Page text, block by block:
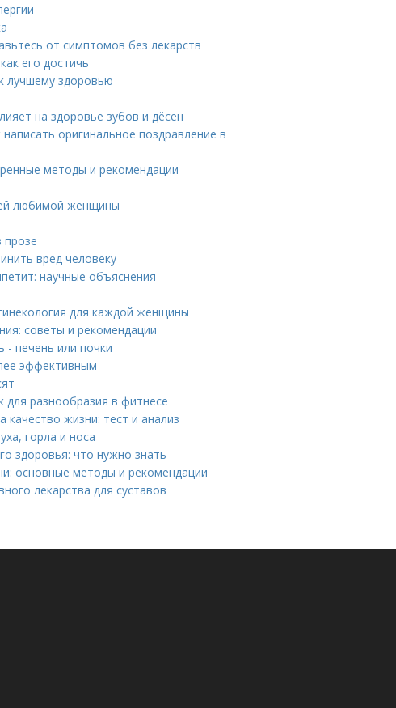
от симптомов без лекарств
его достичь
лучшему здоровью
на здоровье зубов и дёсен
оригинальное поздравление в
методы и рекомендации
любимой женщины
прозе
вред человеку
научные объяснения
для каждой женщины
советы и рекомендации
печень или почки
эффективным
для разнообразия в фитнесе
качество жизни: тест и анализ
горла и носа
здоровья: что нужно знать
основные методы и рекомендации
лекарства для суставов